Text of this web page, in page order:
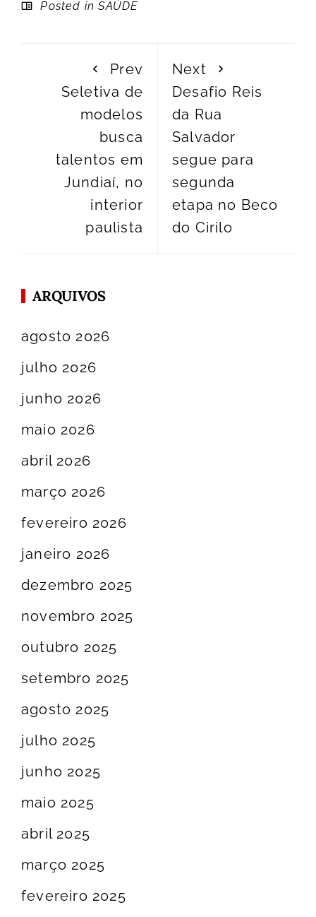
Posted inSAÚDE
Prev
Seletiva de
modelos
busca
talentos em
Jundiaí, no
interior
paulista
Next
Desafio Reis
da Rua
Salvador
segue para
segunda
etapa no Beco
do Cirilo
ARQUIVOS
agosto 2026
julho 2026
junho 2026
maio 2026
abril 2026
março 2026
fevereiro 2026
janeiro 2026
dezembro 2025
novembro 2025
outubro 2025
setembro 2025
agosto 2025
julho 2025
junho 2025
maio 2025
abril 2025
março 2025
fevereiro 2025